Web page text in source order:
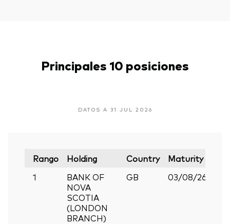
Principales 10 posiciones
DATOS A 31 JUL 2026
Rango Holding Country Maturity
1
BANK OF
NOVA
SCOTIA
(LONDON
BRANCH)
GB 03/08/26